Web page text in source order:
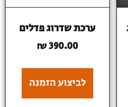
ערכת שדרוג פדלים
₪390.00
לביצוע הזמנה